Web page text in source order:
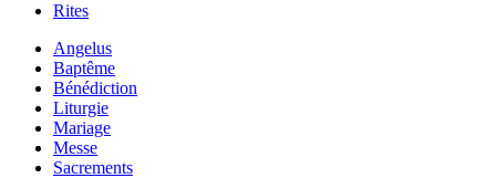
Rites
Angelus
Baptême
Bénédiction
Liturgie
Mariage
Messe
Sacrements